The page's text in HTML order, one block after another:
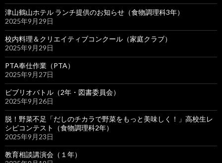
津山鶴山ホテル ランチ提供のお知らせ（食物調理科3年）
2025年9月29日
校内料理＆クリエイティブコンクール（家庭クラブ）
2025年9月29日
PTA奉仕作業（PTA）
2025年9月27日
ビブリオバトル（2年・図書委員会）
2025年9月26日
脱！野菜不足「だしのチカラで野菜をもっと美味しく！」高校生レ
シピコンテスト（食物調理科2年）
2025年9月23日
教育相談講演会（１年）